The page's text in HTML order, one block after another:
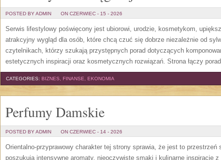
POSTED BY ADMIN ON CZERWIEC - 15 - 2026
Serwis lifestylowy poświęcony jest ubiorowi, urodzie, kosmetykom,
atrakcyjny wygląd dla osób, które chcą czuć się dobrze niezależnie od
czytelnikach, którzy szukają przystępnych porad dotyczących
estetycznych inspiracji oraz kosmetycznych rozwiązań. Strona łączy
CATEGORIES: BIZNES, FINANSE, EKONOMIA
Perfumy Damskie
POSTED BY ADMIN ON CZERWIEC - 14 - 2026
Orientalno-przyprawowy charakter tej strony sprawia, że jest to
poszukują intensywne aromaty, nieoczywiste smaki i kulinarne inspiracje